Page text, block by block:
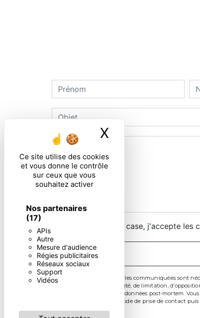
Ce site utilise des cookies
et vous donne le contrôle
sur ceux que vous
souhaitez activer
Nos partenaires
(17)
APIs
Autre
Mesure d'audience
Régies publicitaires
Réseaux sociaux
Support
Vidéos
X Masquer le
En cochant cette case, j'accepte
** Les données personnelles communiquées sont
d’effacement, de portabilité, de limitation,
d’organiser le sort de vos données post-mortem.
données pendant la période de prise de contact